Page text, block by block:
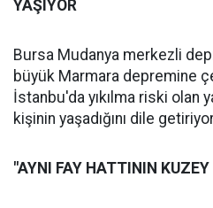
YAŞIYOR
Bursa Mudanya merkezli
büyük Marmara depremine
İstanbu'da yıkılma riski olan
kişinin yaşadığını dile
"AYNI FAY HATTININ KUZEY